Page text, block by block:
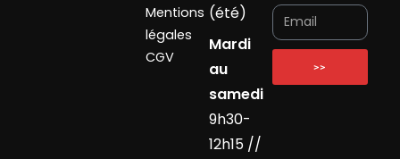
Mentions
légales
CGV
(été)
Mardi
au
samedi
9h30-
12h15 //
>>